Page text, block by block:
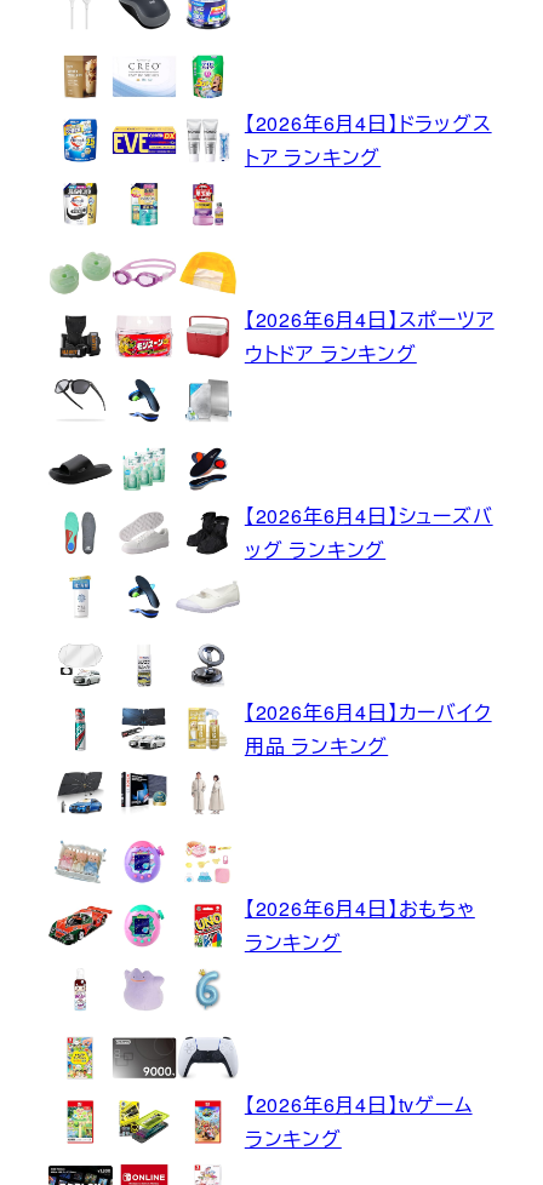
【2026年6月4日】ドラッグス
トア ランキング
【2026年6月4日】スポーツア
ウトドア ランキング
【2026年6月4日】シューズバ
ッグ ランキング
【2026年6月4日】カーバイク
用品 ランキング
【2026年6月4日】おもちゃ
ランキング
【2026年6月4日】tvゲーム
ランキング